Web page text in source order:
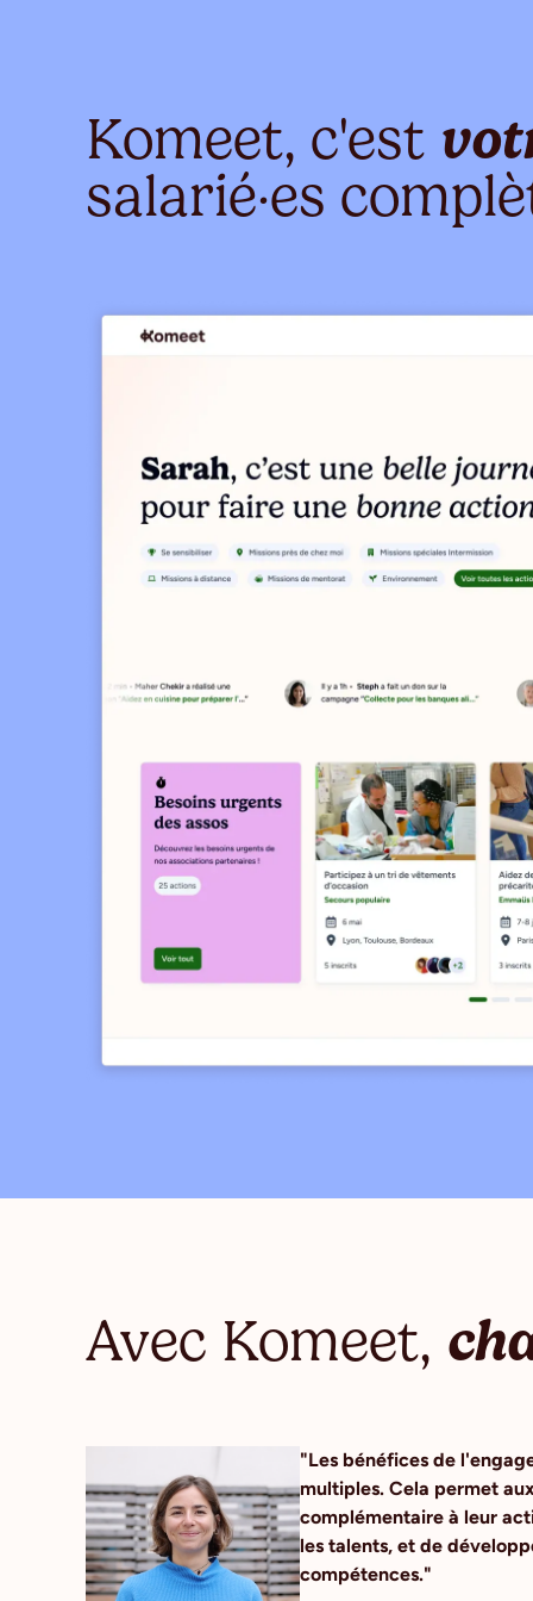
Komeet, c'est
salarié·es
Avec Komeet,
"Les bénéfices de
multiples. Cela permet
complémentaire à leur
les talents, et de
compétences."